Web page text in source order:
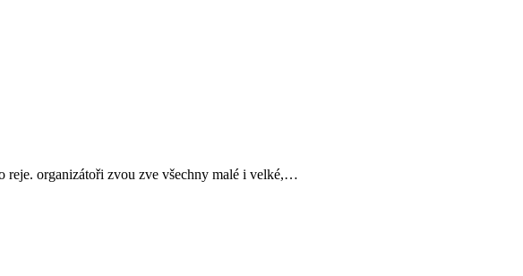
reje. organizátoři zvou zve všechny malé i velké,…